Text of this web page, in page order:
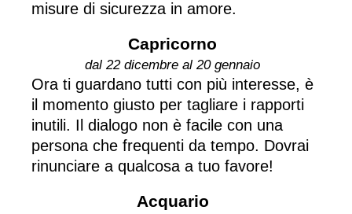
misure di sicurezza in amore.
Capricorno
dal 22 dicembre al 20 gennaio
Ora ti guardano tutti con più interesse, è
il momento giusto per tagliare i rapporti
inutili. Il dialogo non è facile con una
persona che frequenti da tempo. Dovrai
rinunciare a qualcosa a tuo favore!
Acquario